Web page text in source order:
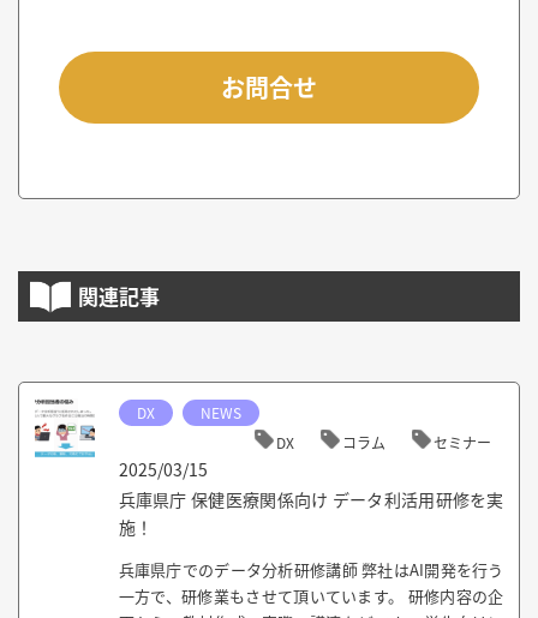
お問合せ
関連記事
DX
NEWS
DX
コラム セミナー
2025/03/15
兵庫県庁 保健医療関係向け データ利活用研修を実
施！
兵庫県庁でのデータ分析研修講師 弊社はAI開発を行う
一方で、研修業もさせて頂いています。 研修内容の企